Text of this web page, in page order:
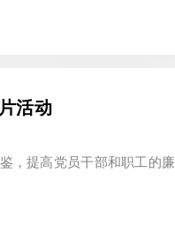
活动
，提高党员干部和职工的